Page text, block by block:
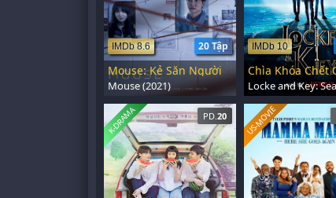
20 Tập
IMDb 8.6
Mouse: Kẻ Săn Người
Mouse (2021)
IMDb 10
PD. 20
K-DRAMA US-MOVIE